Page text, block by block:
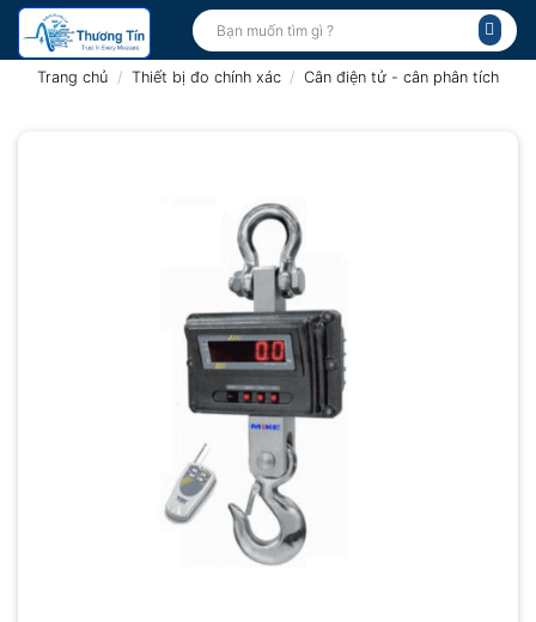
Bỏ
qua
Tìm
kiếm:
Trang chủ / Thiết bị đo chính xác / Cân điện tử - cân phân tích